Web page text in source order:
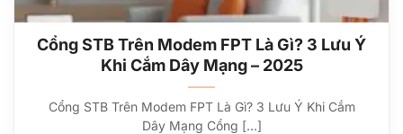
Cổng STB Trên Modem FPT Là Gì? 3 Lưu Ý
Khi Cắm Dây Mạng – 2025
Cổng STB Trên Modem FPT Là Gì? 3 Lưu Ý Khi Cắm
Dây Mạng Cổng [...]